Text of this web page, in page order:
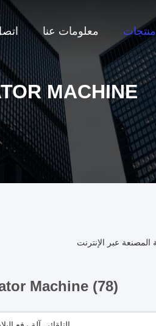
منتجات معلومات عنا
MACHINE
Machine (78)